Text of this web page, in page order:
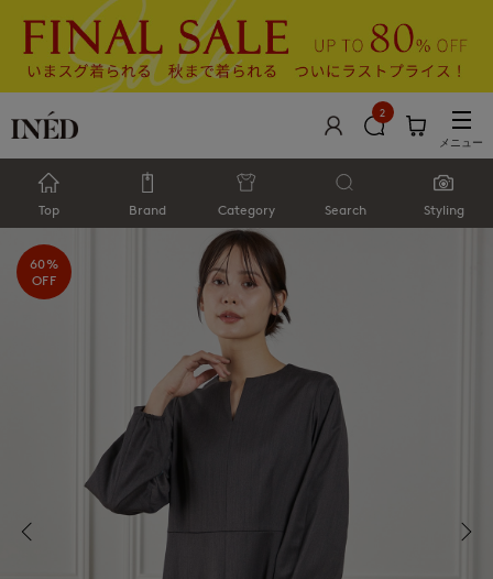
2
メニュー
Top Brand Category Search Styling
60%
OFF